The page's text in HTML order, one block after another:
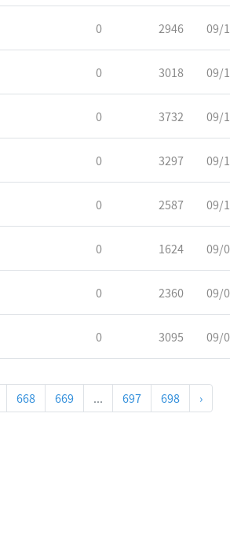
0 2946 09/
0 3018 09/
0 3732 09/
0 3297 09/
0 2587 09/
0 1624 09/
0 2360 09/
0 3095 09/
668 669 ... 697 698 ›